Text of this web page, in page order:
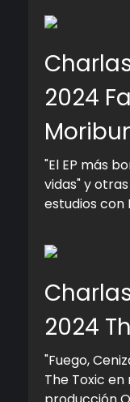
2024
"El EP más
vidas" y
estudios con
2024
"Fuego,
The Toxic